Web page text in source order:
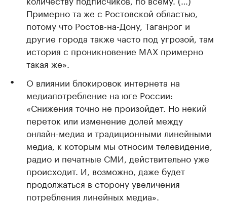
Примерно та же с Ростовской областью,
потому что Ростов-на-Дону, Таганрог и
другие города также часто под угрозой, там
история с проникновение MAX примерно
такая же».
О влиянии блокировок интернета на
медиапотребление на юге России:
«Снижения точно не произойдет. Но некий
переток или изменение долей между
онлайн-медиа и традиционными линейными
медиа, к которым мы относим телевидение,
радио и печатные СМИ, действительно уже
происходит. И, возможно, даже будет
продолжаться в сторону увеличения
потребления линейных медиа».